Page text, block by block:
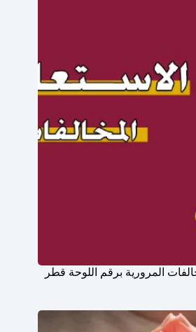
المرورية برقم اللوحة قطر